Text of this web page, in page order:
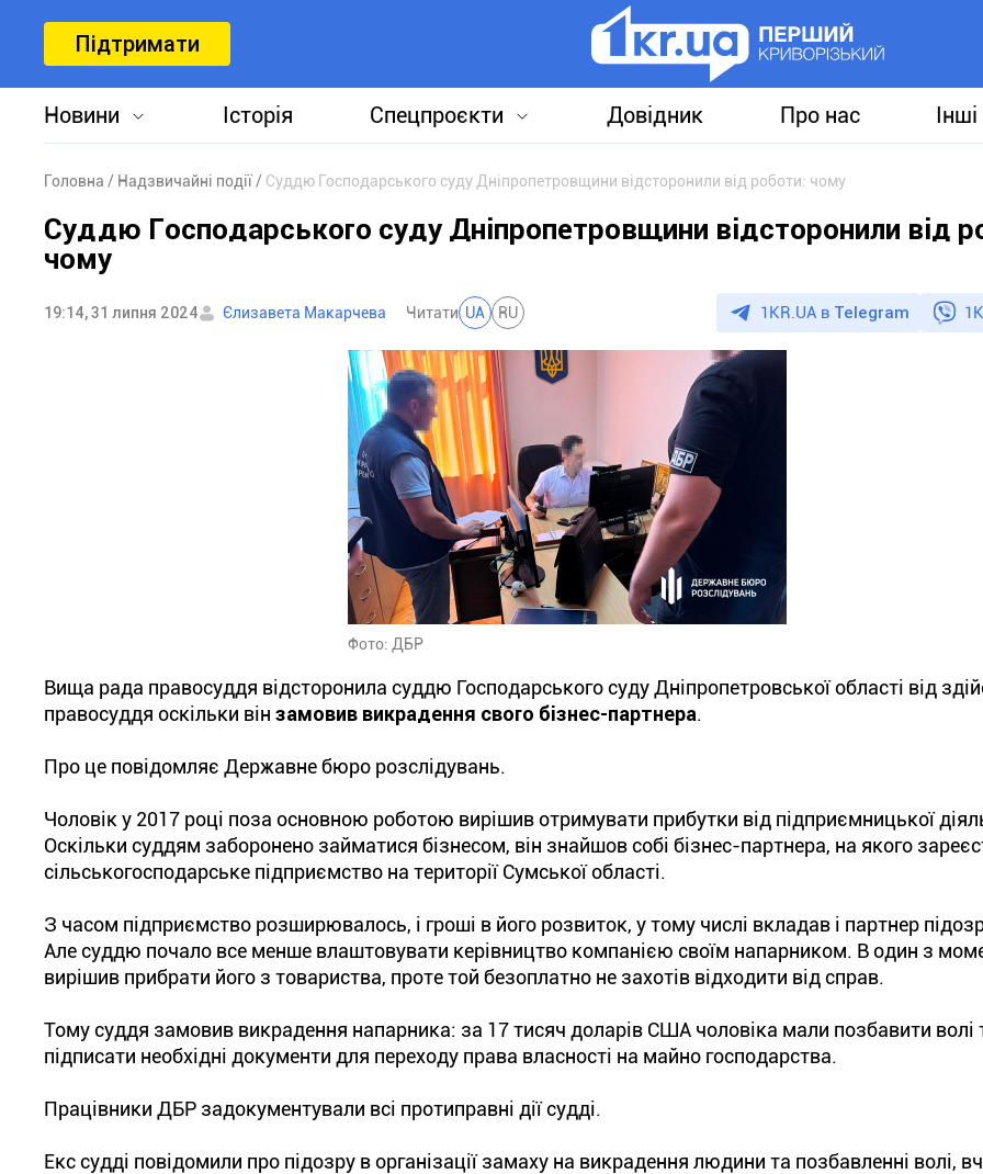
Підтримати
Новини Історія Спецпроєкти Довідник Про нас
Головна Надзвичайні події Суддю Господарського суду Дніпропетровщини відсторонили від роботи: чому
Суддю Господарського суду Дніпропетровщини відсторонили від
чому
19:14, 31 липня 2024 Єлизавета Макарчева Читати UA RU 1KR.UA в Telegram
Фото: ДБР
Вища рада правосуддя відсторонила суддю Господарського суду Дніпропетровської області від
правосуддя оскільки він замовив викрадення свого бізнес-партнера.
Про це повідомляє Державне бюро розслідувань.
Чоловік у 2017 році поза основною роботою вирішив отримувати прибутки від підприємницької
Оскільки суддям заборонено займатися бізнесом, він знайшов собі бізнес-партнера, на якого
сільськогосподарське підприємство на території Сумської області.
З часом підприємство розширювалось, і гроші в його розвиток, у тому числі вкладав і партнер
Але суддю почало все менше влаштовувати керівництво компанією своїм напарником. В один з
вирішив прибрати його з товариства, проте той безоплатно не захотів відходити від справ.
Тому суддя замовив викрадення напарника: за 17 тисяч доларів США чоловіка мали позбавити волі
підписати необхідні документи для переходу права власності на майно господарства.
Працівники ДБР задокументували всі протиправні дії судді.
Екс судді повідомили про підозру в організації замаху на викрадення людини та позбавленні волі,